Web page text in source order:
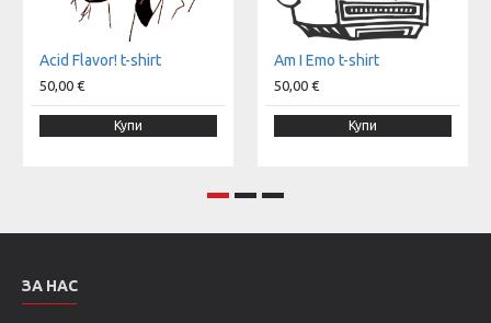
Acid Flavor! t-shirt
50,00 €
Купи
Am I Emo t-shirt
50,00 €
Купи
ЗА НАС